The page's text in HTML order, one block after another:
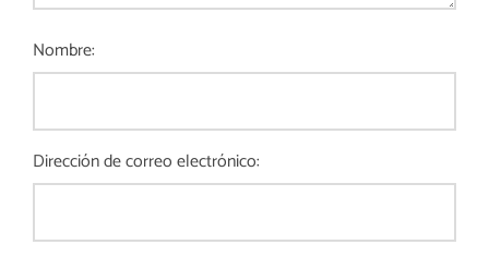
Nombre:
Dirección de correo electrónico: